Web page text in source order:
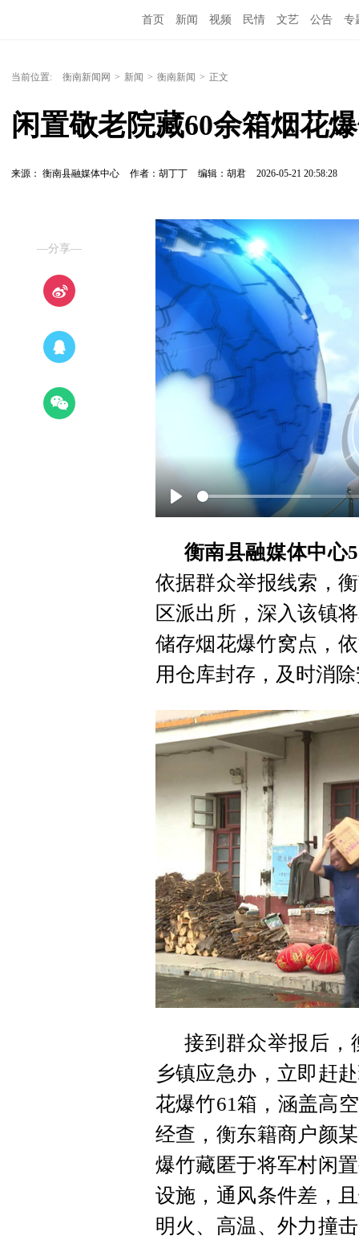
首页 新闻 视频 民情 文艺 公告 专
当前位置: 衡南新闻网 > 新闻 > 衡南新闻 > 正文
闲置敬老院藏60余箱烟花
来源： 衡南县融媒体中心 作者：胡丁丁 编辑：胡君 2026-05-21 20:58:28
—分享—
Play
衡南县融媒体中心
依据群众举报线索，
区派出所，深入该镇
储存烟花爆竹窝点，
用仓库封存，及时消
接到群众举报后，
乡镇应急办，立即赶
花爆竹61箱，涵盖高
经查，衡东籍商户颜
爆竹藏匿于将军村闲
设施，通风条件差，
明火、高温、外力撞